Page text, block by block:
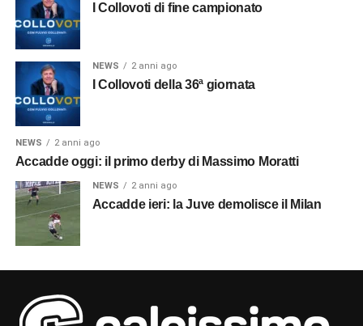
I Collovoti di fine campionato
NEWS 2 anni ago
I Collovoti della 36ª giornata
NEWS 2 anni ago
Accadde oggi: il primo derby di Massimo Moratti
NEWS 2 anni ago
Accadde ieri: la Juve demolisce il Milan